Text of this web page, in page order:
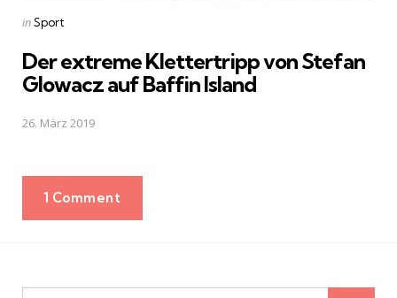
Posted
inSport
Der extreme Klettertripp von Stefan
Glowacz auf Baffin Island
26. März 2019
1 Comment